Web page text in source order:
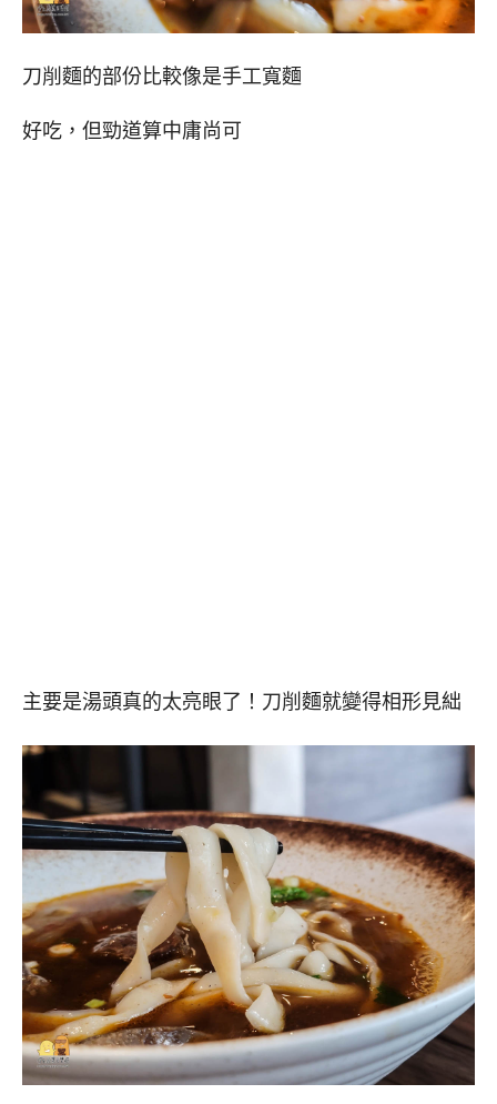
刀削麵的部份比較像是手工寬麵
好吃，但勁道算中庸尚可
主要是湯頭真的太亮眼了！刀削麵就變得相形見絀